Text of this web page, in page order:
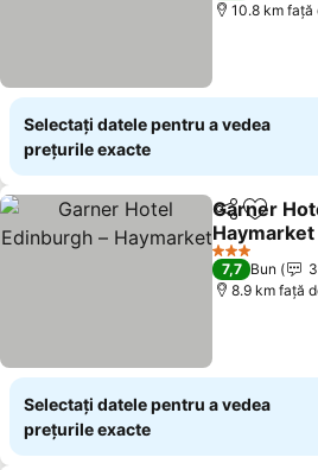
10.8 km faţă
Selectați datele pentru a vedea
prețurile exacte
Distribuiți
Garner
Haymarket
3 Stele
7,7 Bun
8.9 km faţă
Selectați datele pentru a vedea
prețurile exacte